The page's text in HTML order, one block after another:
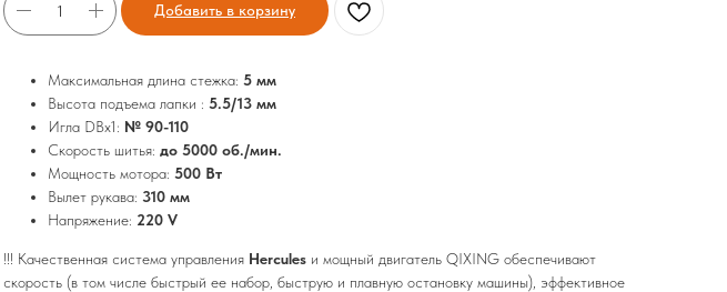
Добавить в корзину
Максимальная длина стежка: 5 мм
Высота подъема лапки : 5.5/13 мм
Игла DBx1: № 90-110
Скорость шитья: до 5000 об./мин.
Мощность мотора: 500 Вт
Вылет рукава: 310 мм
Напряжение: 220 V
!!! Качественная система управления Hercules и мощный двигатель QIXING обеспечивают
скорость (в том числе быстрый ее набор, быструю и плавную остановку машины), эффективное